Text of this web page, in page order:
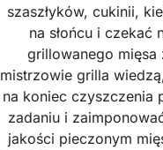
szaszłyków, cukinii,
na słońcu i czekać
grillowanego
mistrzowie grilla
na koniec czyszczenia
zadaniu i
jakości pieczonym